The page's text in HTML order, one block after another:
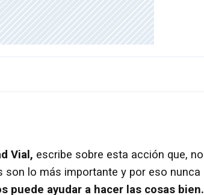
Vial, escribe sobre esta acción que, no
lo más importante y por eso nunca
puede ayudar a hacer las cosas bien.